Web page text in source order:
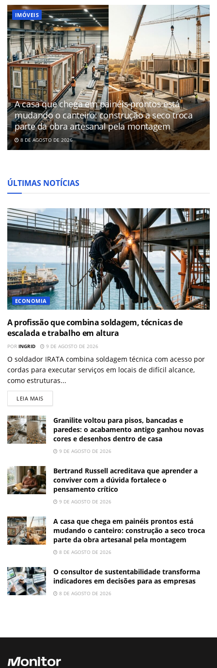
IMÓVEIS
A casa que chega em painéis prontos está
mudando o canteiro: construção a seco troca
parte da obra artesanal pela montagem
8 DE AGOSTO DE 2026
ÚLTIMAS NOTÍCIAS
ECONOMIA
A profissão que combina soldagem, técnicas de
escalada e trabalho em altura
POR INGRID 9 DE AGOSTO DE 2026
O soldador IRATA combina soldagem técnica com acesso por
cordas para executar serviços em locais de difícil alcance,
como estruturas...
LEIA MAIS
Granilite voltou para pisos, bancadas e
paredes: o acabamento antigo ganhou novas
cores e desenhos dentro de casa
9 DE AGOSTO DE 2026
Bertrand Russell acreditava que aprender a
conviver com a dúvida fortalece o
pensamento crítico
9 DE AGOSTO DE 2026
A casa que chega em painéis prontos está
mudando o canteiro: construção a seco troca
parte da obra artesanal pela montagem
8 DE AGOSTO DE 2026
O consultor de sustentabilidade transforma
indicadores em decisões para as empresas
8 DE AGOSTO DE 2026